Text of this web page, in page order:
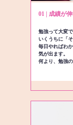
01 | 成績が
勉強って大変
いくうちに「
毎日やればわ
気が出ます。
何より、勉強